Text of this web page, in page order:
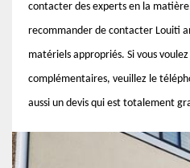
contacter des experts en la
recommander de contacter Louiti
matériels appropriés. Si vous
complémentaires, veuillez le
aussi un devis qui est totalement